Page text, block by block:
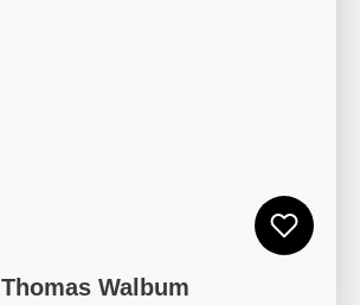
Thomas Walbum